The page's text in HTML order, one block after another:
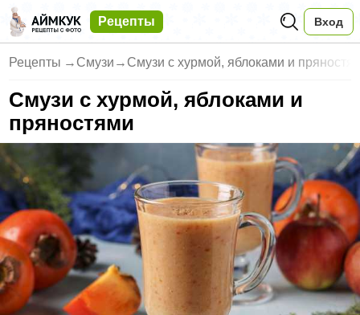
Рецепты Вход
Рецепты → Смузи → Смузи с хурмой, яблоками и
Смузи с хурмой, яблоками и
пряностями